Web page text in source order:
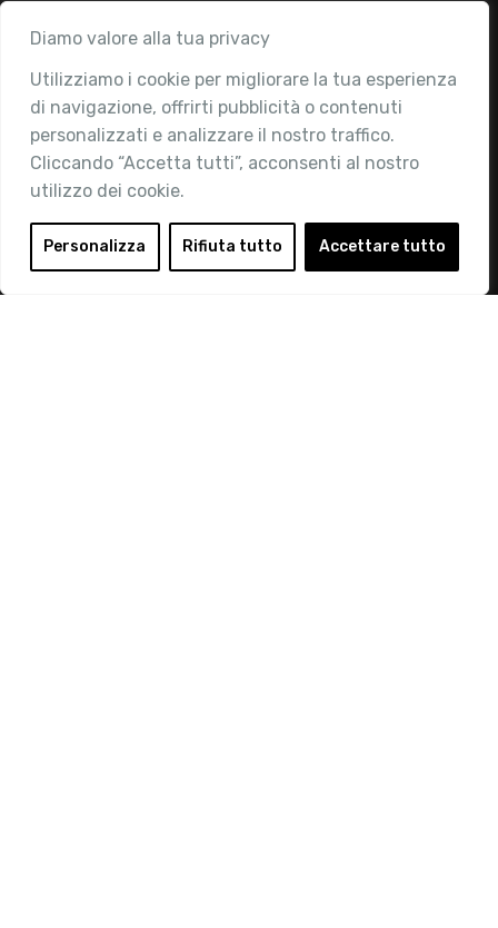
Diamo valore alla tua privacy
Utilizziamo i cookie per migliorare la tua esperienza
di navigazione, offrirti pubblicità o contenuti
personalizzati e analizzare il nostro traffico.
Cliccando “Accetta tutti”, acconsenti al nostro
utilizzo dei cookie.
Personalizza Rifiuta tutto Accettare tutto
Associazione
Chi siamo
Attività
Contatti
Area Riservata
Login
Diventa Socio